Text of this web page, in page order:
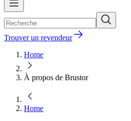
Trouver un revendeur
Home
À propos de Brustor
Home